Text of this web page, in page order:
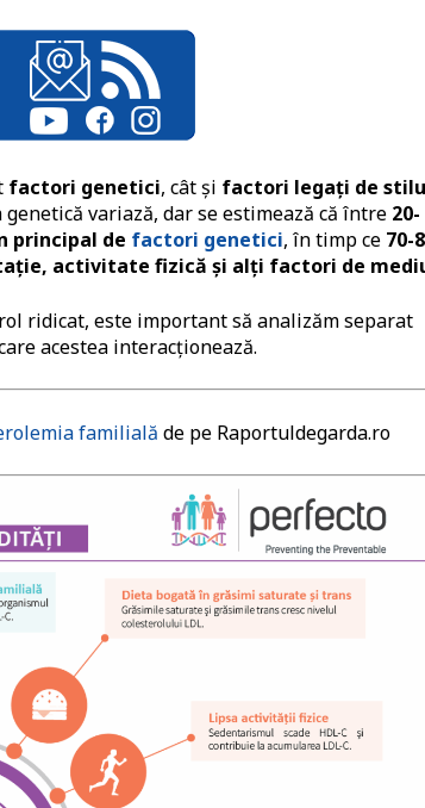
factori genetici, cât și factori legați de
variază, dar se estimează că între 20-
principal de factori genetici, în timp ce 70-
activitate fizică și alți factori de
ridicat, este important să analizăm separat
acestea interacționează.
familială de pe Raportuldegarda.ro